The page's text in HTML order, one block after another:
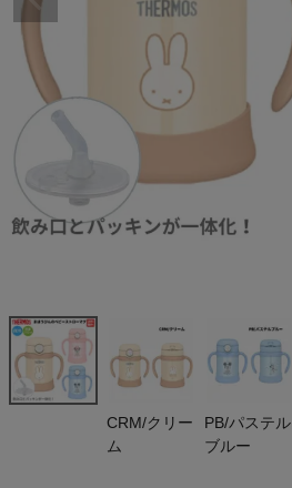
商品が見つからない方はこちら
On
CHUMS
CRM/クリー
ム
PB/パステル
ブルー